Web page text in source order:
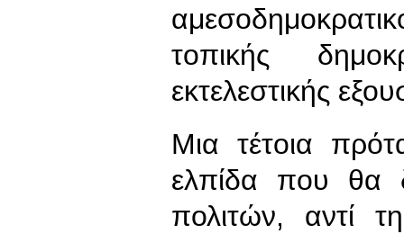
τοπικής
εκτελεστικής
Μια τέτοια
ελπίδα που θα
πολιτών, αντί